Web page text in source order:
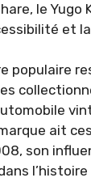
le Yugo
et
populaire
ait
son